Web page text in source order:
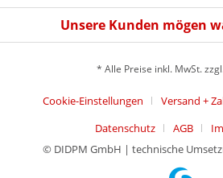
Unsere Kunden mögen
* Alle Preise inkl. MwSt.
Cookie-Einstellungen Versand +
Datenschutz
AGB
© DIDPM GmbH | technische